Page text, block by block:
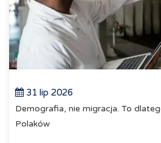
31 lip 2026
Demografia, nie migracja. To
Polaków